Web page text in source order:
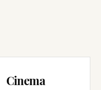
Cinema